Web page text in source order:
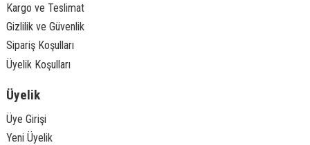
Kargo ve Teslimat
Gizlilik ve Güvenlik
Sipariş Koşulları
Üyelik Koşulları
Üyelik
Üye Girişi
Yeni Üyelik